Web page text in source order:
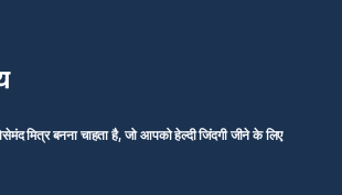
मित्र बनना चाहता है, जो आपको हेल्दी जिंदगी जीने के लिए